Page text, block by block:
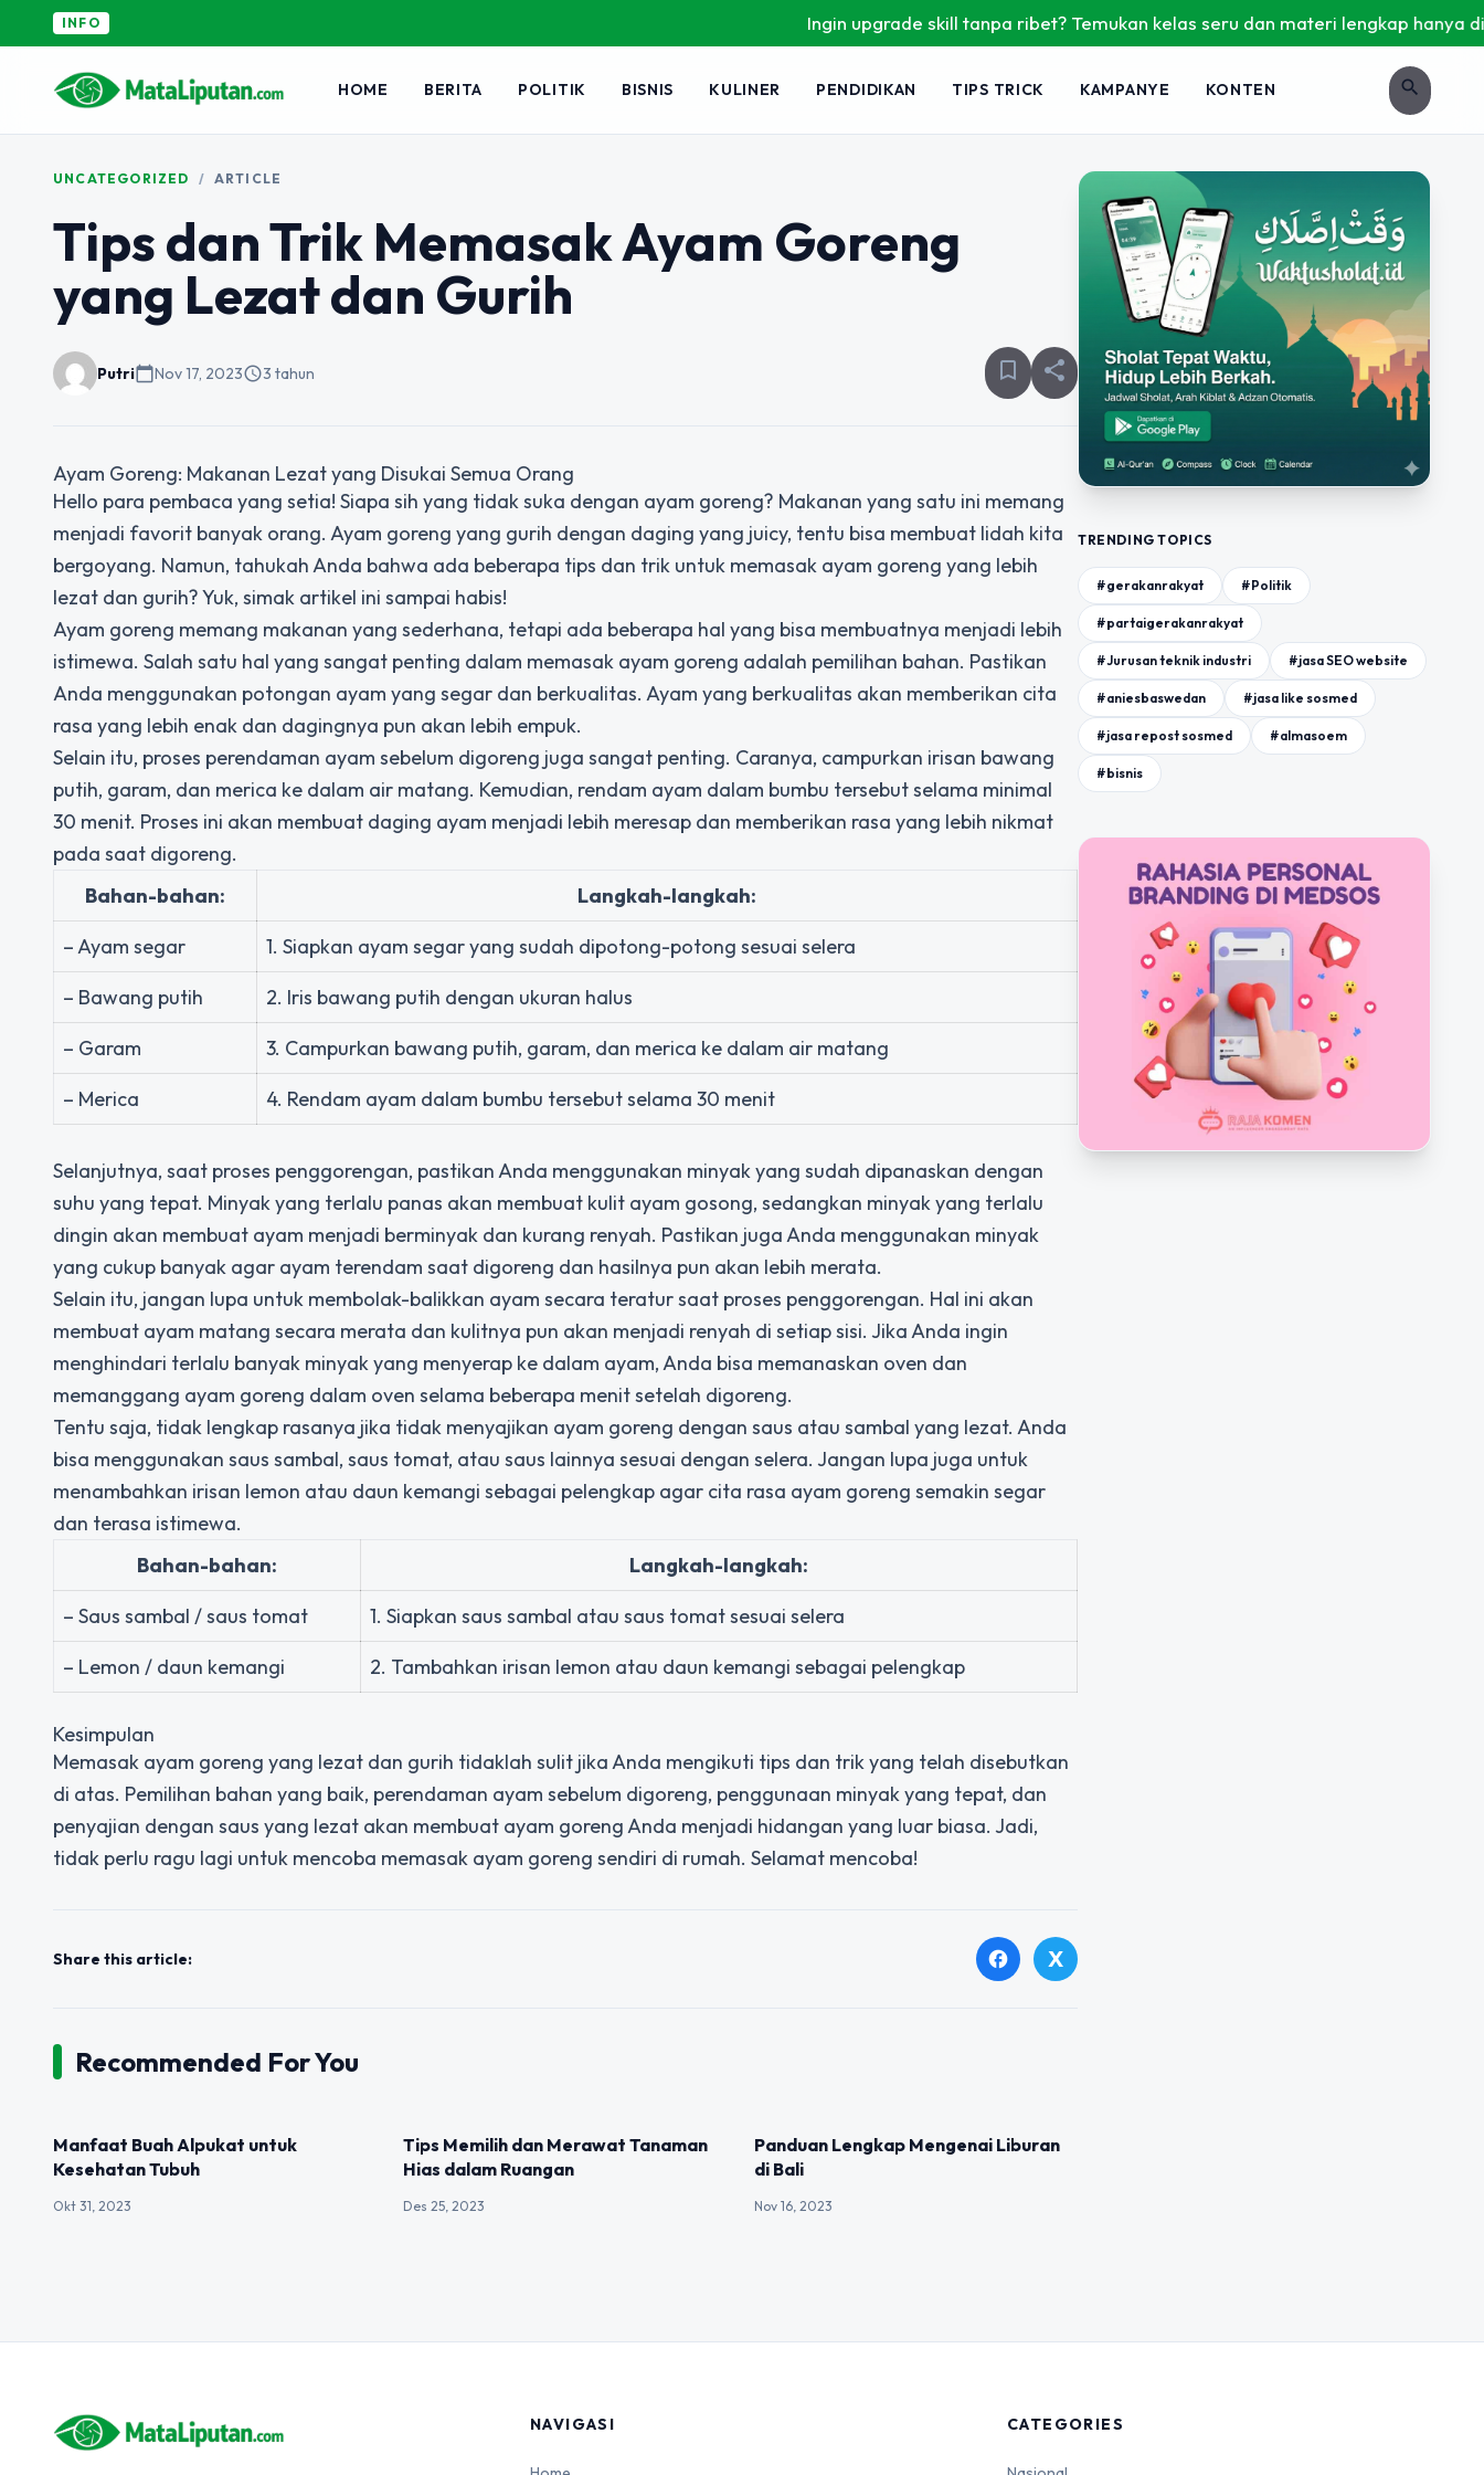
INFO Ingin upgrade skill tanpa ribet? Temukan kelas seru dan materi lengkap hanya di
HOME BERITA POLITIK BISNIS KULINER PENDIDIKAN TIPS TRICK KAMPANYE KONTEN search
UNCATEGORIZED / ARTICLE
Tips dan Trik Memasak Ayam Goreng
yang Lezat dan Gurih
Putricalendar_todayNov 17, 2023schedule3 tahun bookmark_border share
Ayam Goreng: Makanan Lezat yang Disukai Semua Orang
Hello para pembaca yang setia! Siapa sih yang tidak suka dengan ayam goreng? Makanan yang satu ini memang
menjadi favorit banyak orang. Ayam goreng yang gurih dengan daging yang juicy, tentu bisa membuat lidah kita
bergoyang. Namun, tahukah Anda bahwa ada beberapa tips dan trik untuk memasak ayam goreng yang lebih
lezat dan gurih? Yuk, simak artikel ini sampai habis!
Ayam goreng memang makanan yang sederhana, tetapi ada beberapa hal yang bisa membuatnya menjadi lebih
istimewa. Salah satu hal yang sangat penting dalam memasak ayam goreng adalah pemilihan bahan. Pastikan
Anda menggunakan potongan ayam yang segar dan berkualitas. Ayam yang berkualitas akan memberikan cita
rasa yang lebih enak dan dagingnya pun akan lebih empuk.
Selain itu, proses perendaman ayam sebelum digoreng juga sangat penting. Caranya, campurkan irisan bawang
putih, garam, dan merica ke dalam air matang. Kemudian, rendam ayam dalam bumbu tersebut selama minimal
30 menit. Proses ini akan membuat daging ayam menjadi lebih meresap dan memberikan rasa yang lebih nikmat
pada saat digoreng.
Bahan-bahan:
Langkah-langkah:
– Ayam segar
1. Siapkan ayam segar yang sudah dipotong-potong sesuai selera
– Bawang putih
2. Iris bawang putih dengan ukuran halus
– Garam
3. Campurkan bawang putih, garam, dan merica ke dalam air matang
– Merica
4. Rendam ayam dalam bumbu tersebut selama 30 menit
Selanjutnya, saat proses penggorengan, pastikan Anda menggunakan minyak yang sudah dipanaskan dengan
suhu yang tepat. Minyak yang terlalu panas akan membuat kulit ayam gosong, sedangkan minyak yang terlalu
dingin akan membuat ayam menjadi berminyak dan kurang renyah. Pastikan juga Anda menggunakan minyak
yang cukup banyak agar ayam terendam saat digoreng dan hasilnya pun akan lebih merata.
Selain itu, jangan lupa untuk membolak-balikkan ayam secara teratur saat proses penggorengan. Hal ini akan
membuat ayam matang secara merata dan kulitnya pun akan menjadi renyah di setiap sisi. Jika Anda ingin
menghindari terlalu banyak minyak yang menyerap ke dalam ayam, Anda bisa memanaskan oven dan
memanggang ayam goreng dalam oven selama beberapa menit setelah digoreng.
Tentu saja, tidak lengkap rasanya jika tidak menyajikan ayam goreng dengan saus atau sambal yang lezat. Anda
bisa menggunakan saus sambal, saus tomat, atau saus lainnya sesuai dengan selera. Jangan lupa juga untuk
menambahkan irisan lemon atau daun kemangi sebagai pelengkap agar cita rasa ayam goreng semakin segar
dan terasa istimewa.
Bahan-bahan:
Langkah-langkah:
– Saus sambal / saus tomat
1. Siapkan saus sambal atau saus tomat sesuai selera
– Lemon / daun kemangi
2. Tambahkan irisan lemon atau daun kemangi sebagai pelengkap
Kesimpulan
Memasak ayam goreng yang lezat dan gurih tidaklah sulit jika Anda mengikuti tips dan trik yang telah disebutkan
di atas. Pemilihan bahan yang baik, perendaman ayam sebelum digoreng, penggunaan minyak yang tepat, dan
penyajian dengan saus yang lezat akan membuat ayam goreng Anda menjadi hidangan yang luar biasa. Jadi,
tidak perlu ragu lagi untuk mencoba memasak ayam goreng sendiri di rumah. Selamat mencoba!
Share this article: facebook X
Recommended For You
Manfaat Buah Alpukat untuk
Kesehatan Tubuh
Okt 31, 2023
Tips Memilih dan Merawat Tanaman
Hias dalam Ruangan
Des 25, 2023
Panduan Lengkap Mengenai Liburan
di Bali
Nov 16, 2023
TRENDING TOPICS
#gerakanrakyat #Politik
#partaigerakanrakyat
#Jurusan teknik industri #jasa SEO website
#aniesbaswedan #jasa like sosmed
#jasa repost sosmed #almasoem
#bisnis
NAVIGASI CATEGORIES